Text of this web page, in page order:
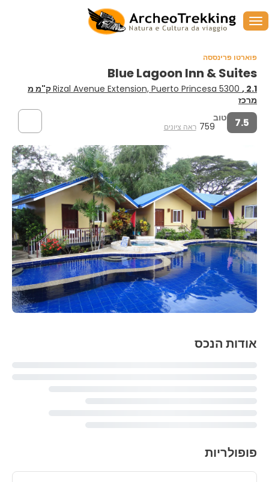
פוארטו פרינססה
Blue Lagoon Inn & Suites
Rizal Avenue Extension, Puerto Princesa 5300, 2.1 ק"מ מ
מרכז
7.5 טוב
759 ראה ציונים
אודות הנכס
פופולריות